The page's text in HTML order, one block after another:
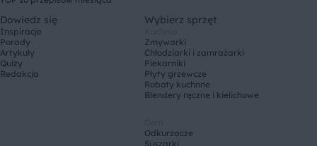
Dowiedz się
Inspiracje
Porady
Artykuły
Quizy
Redakcja
Wybierz sprzęt
Zmywarki
Chłodziarki i zamrażarki
Piekarniki
Płyty grzewcze
Roboty kuchnne
Blendery ręczne i kielichowe
Odkurzacze
Suszarki